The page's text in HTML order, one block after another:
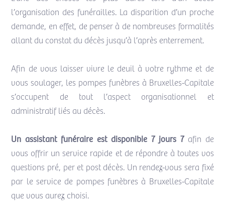
l’organisation des funérailles. La disparition d’un proche
demande, en effet, de penser à de nombreuses formalités
allant du constat du décès jusqu’à l’après enterrement.
Afin de vous laisser vivre le deuil à votre rythme et de
vous soulager, les pompes funèbres à Bruxelles-Capitale
s’occupent de tout l’aspect organisationnel et
administratif liés au décès.
Un assistant funéraire est disponible 7 jours 7afin de
vous offrir un service rapide et de répondre à toutes vos
questions pré, per et post décès. Un rendez-vous sera fixé
par le service de pompes funèbres à Bruxelles-Capitale
que vous aurez choisi.